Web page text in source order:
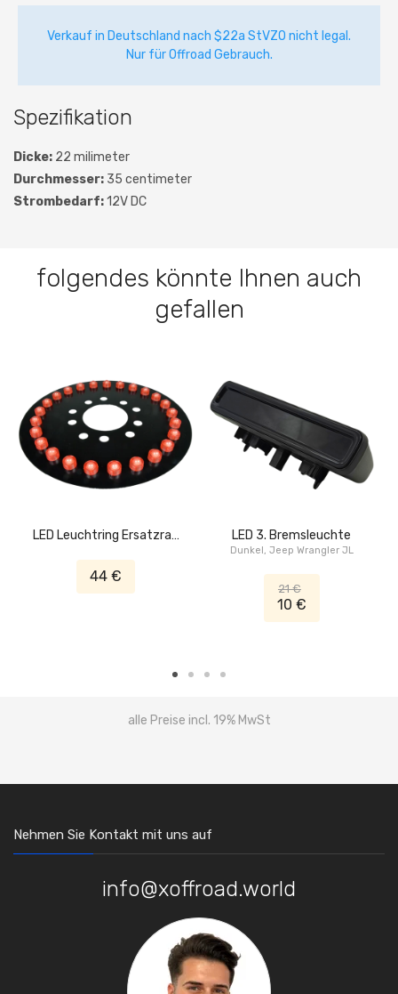
Verkauf in Deutschland nach $22a StVZO nicht legal.
Nur für Offroad Gebrauch.
Spezifikation
Dicke: 22 milimeter
Durchmesser: 35 centimeter
Strombedarf:12V DC
folgendes könnte Ihnen auch
gefallen
LED Leuchtring Ersatzrad
44 €
LED 3. Bremsleuchte
Dunkel, Jeep Wrangler JL
21 €
10 €
alle Preise incl. 19% MwSt
Nehmen Sie Kontakt mit uns auf
info@xoffroad.world